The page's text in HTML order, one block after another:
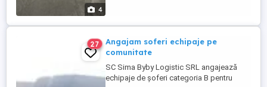
4
27
Angajam soferi echipaje pe
comunitate
SC Sima Byby Logistic SRL angajează
echipaje de șoferi categoria B pentru